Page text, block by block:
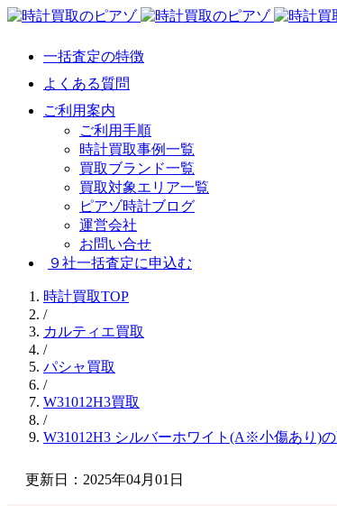
一括査定の特徴
よくある質問
ご利用案内
ご利用手順
時計買取事例一覧
買取ブランド一覧
買取対象エリア一覧
ピアゾ時計ブログ
運営会社
お問い合せ
９社一括査定に申込む
時計買取TOP
/
カルティエ買取
/
パシャ買取
/
W31012H3買取
/
W31012H3 シルバーホワイト(A※小傷あり)
更新日：2025年04月01日